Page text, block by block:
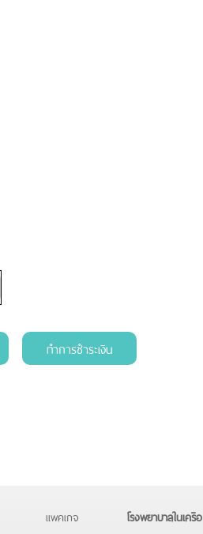
ทำการชำระเงิน
แพคเกจ
โรงพยาบาลในเครือ